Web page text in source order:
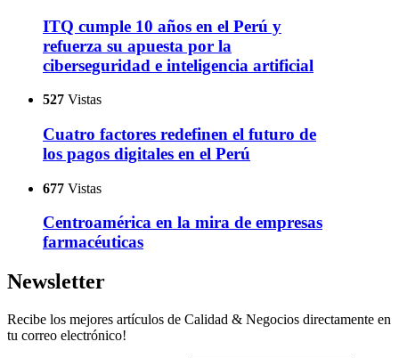
ITQ cumple 10 años en el Perú y
refuerza su apuesta por la
ciberseguridad e inteligencia artificial
527 Vistas
Cuatro factores redefinen el futuro de
los pagos digitales en el Perú
677 Vistas
Centroamérica en la mira de empresas
farmacéuticas
Newsletter
Recibe los mejores artículos de Calidad & Negocios directamente en
tu correo electrónico!